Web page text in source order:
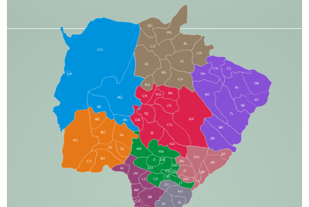
CO
AQ
MI
AN
CX
RI
AL
CR
FI
SG
BA
CA
PA
CH CL
PB
SE
TL
AG
BR
SR
BT
AR
RP
RO
JG
CG
SI
NA
TA
NH
JT
RB
MA
IT
DR
DO
CP
JU
NV
IQ
BD
BO
NI
JD
PO
BV
CC
PP
AJ
LC
AM
AB
DB
TE
CS
IG
IN
NO
BP
RN
CN
GL
AN
IV
FS
VC
GD
DE
AT
PG
SO
LA